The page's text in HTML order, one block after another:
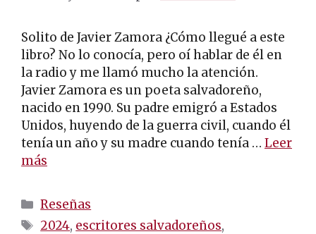
Solito de Javier Zamora ¿Cómo llegué a este
libro? No lo conocía, pero oí hablar de él en
la radio y me llamó mucho la atención.
Javier Zamora es un poeta salvadoreño,
nacido en 1990. Su padre emigró a Estados
Unidos, huyendo de la guerra civil, cuando él
tenía un año y su madre cuando tenía … Leer
más
Categorías
Reseñas
Etiquetas
2024, escritores salvadoreños,